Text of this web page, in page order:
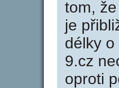
tom,
je
délky
9.cz
oproti